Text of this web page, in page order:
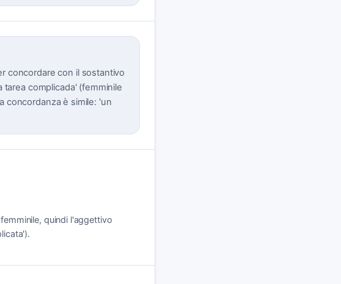
concordare con il sostantivo
complicada' (femminile
concordanza è simile: 'un
quindi l'aggettivo